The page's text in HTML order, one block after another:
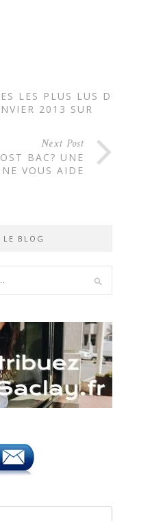
LES PLUS LUS DU
2013 SUR
Next Post
BAC? UNE
VOUS AIDE
LE BLOG